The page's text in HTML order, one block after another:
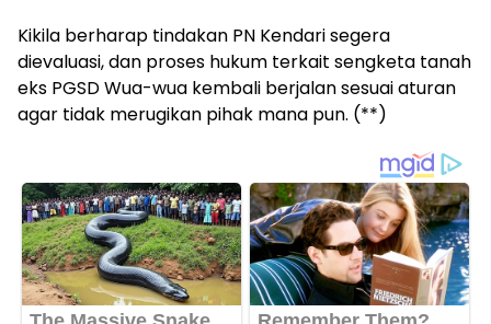
Kikila berharap tindakan PN Kendari segera
dievaluasi, dan proses hukum terkait sengketa tanah
eks PGSD Wua-wua kembali berjalan sesuai aturan
agar tidak merugikan pihak mana pun. (**)